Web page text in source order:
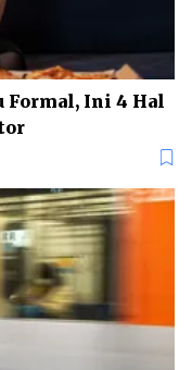
Formal, Ini 4 Hal